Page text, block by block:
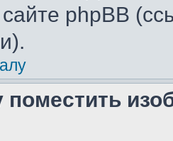
phpBB
поместить